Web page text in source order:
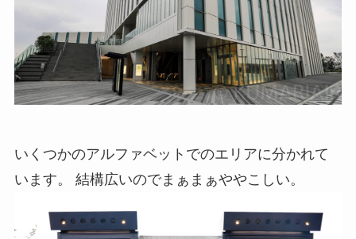
いくつかのアルファベットでのエリアに分かれて
います。 結構広いのでまぁまぁややこしい。